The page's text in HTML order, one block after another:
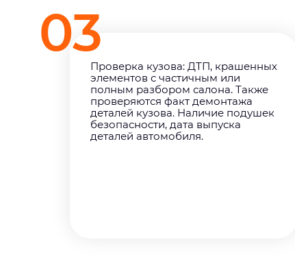
03
Проверка кузова: ДТП, крашенных
элементов с частичным или
полным разбором салона. Также
проверяются факт демонтажа
деталей кузова. Наличие подушек
безопасности, дата выпуска
деталей автомобиля.